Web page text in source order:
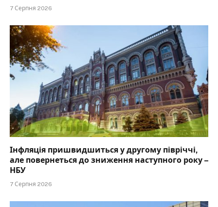
7 Серпня 2026
Інфляція пришвидшиться у другому півріччі,
але повернеться до зниження наступного року –
НБУ
7 Серпня 2026